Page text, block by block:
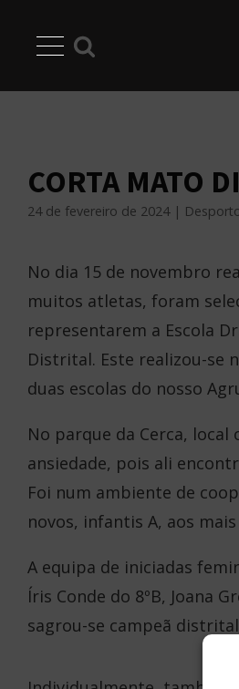
CORTA MATO
24 de fevereiro de 2024 |
No dia 15 de novembro
muitos atletas, foram
representarem a Escola
Distrital. Este realizou-se
duas escolas do nosso
No parque da Cerca,
ansiedade, pois ali
Foi num ambiente de
novos, infantis A, aos
A equipa de iniciadas
Íris Conde do 8ºB, Joana
sagrou-se campeã